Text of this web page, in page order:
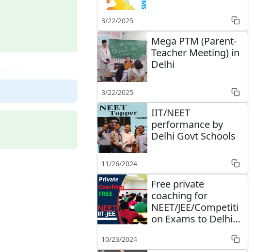
3/22/2025
Mega PTM (Parent-
Teacher Meeting) in
Delhi
3/22/2025
IIT/NEET
performance by
Delhi Govt Schools
11/26/2024
Free private
coaching for
NEET/JEE/Competiti
on Exams to Delhi
10/23/2024